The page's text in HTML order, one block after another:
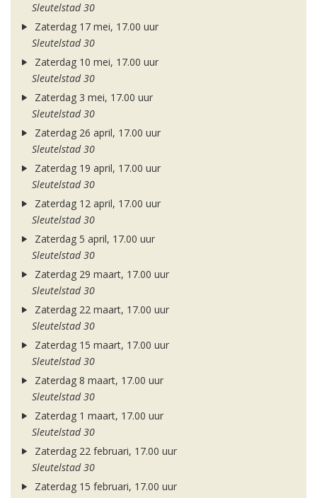
Sleutelstad 30
Zaterdag 17 mei, 17.00 uur
Sleutelstad 30
Zaterdag 10 mei, 17.00 uur
Sleutelstad 30
Zaterdag 3 mei, 17.00 uur
Sleutelstad 30
Zaterdag 26 april, 17.00 uur
Sleutelstad 30
Zaterdag 19 april, 17.00 uur
Sleutelstad 30
Zaterdag 12 april, 17.00 uur
Sleutelstad 30
Zaterdag 5 april, 17.00 uur
Sleutelstad 30
Zaterdag 29 maart, 17.00 uur
Sleutelstad 30
Zaterdag 22 maart, 17.00 uur
Sleutelstad 30
Zaterdag 15 maart, 17.00 uur
Sleutelstad 30
Zaterdag 8 maart, 17.00 uur
Sleutelstad 30
Zaterdag 1 maart, 17.00 uur
Sleutelstad 30
Zaterdag 22 februari, 17.00 uur
Sleutelstad 30
Zaterdag 15 februari, 17.00 uur